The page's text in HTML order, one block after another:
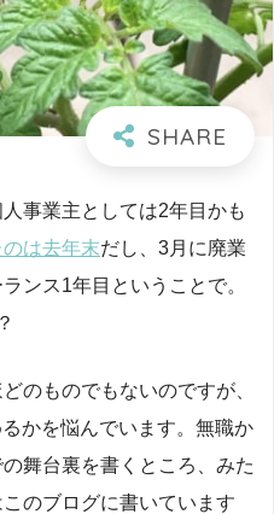
事業主としては2年目かも
は去年末だし、3月に廃業
ンス1年目ということで。
のものでもないのですが、
かを悩んでいます。無職か
舞台裏を書くところ、みた
のブログに書いています